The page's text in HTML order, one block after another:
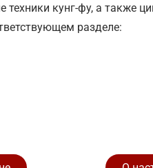
кунг-фу, а также
разделе: